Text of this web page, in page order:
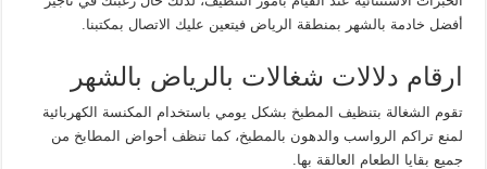
أفضل خادمة بالشهر بمنطقة الرياض فيتعين عليك الاتصال بمكتبنا.
ارقام دلالات شغالات بالرياض بالشهر
تقوم الشغالة بتنظيف المطبخ بشكل يومي باستخدام المكنسة الكهربائية
لمنع تراكم الرواسب والدهون بالمطبخ، كما تنظف أحواض المطابخ من
جميع بقايا الطعام العالقة بها.